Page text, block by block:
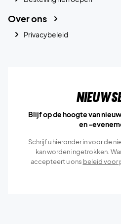
Over ons
Privacybeleid
Blijf op de hoogte van
en -
Schrijf u hieronder in voor de
kan worden ingetrokken.
accepteert u ons beleid voor